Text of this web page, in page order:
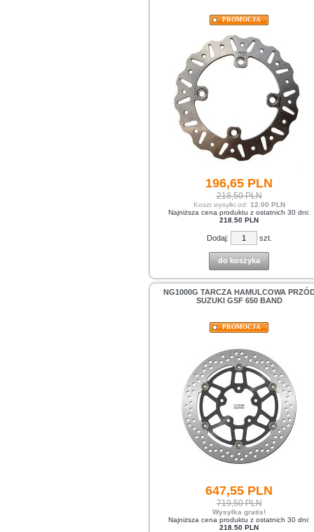
PROMOCJA
196,65 PLN
218,50 PLN
Koszt wysyłki od: 12.00 PLN
Najniższa cena produktu z ostatnich 30 dni:
218.50 PLN
Dodaj: szt.
do koszyka
NG1000G TARCZA HAMULCOWA
SUZUKI GSF 650 BAND
PROMOCJA
647,55 PLN
719,50 PLN
Wysyłka gratis!
Najniższa cena produktu z ostatnich 30 dni:
218.50 PLN